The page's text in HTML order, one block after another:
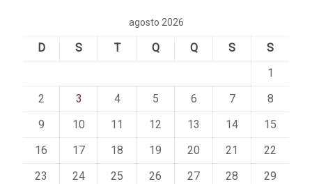
agosto 2026
D S T Q Q S
S
1
2
3 4 5 6 7
8
9
10 11 12 13 14
15
16
17 18 19 20 21
22
23
24 25 26 27 28
29